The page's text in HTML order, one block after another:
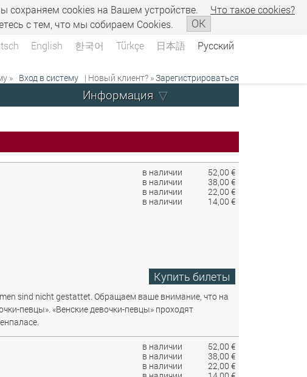
сохраняем сookies на Вашем устройстве.
Что такое сookies?
с тем, что мы собираем Cookies.
OK
English 한국어 Türkçe 日本語 Русский
» Вход в систему | Новый клиент? »Зарегистрироваться
Информация
в наличии
52,00 €
в наличии
38,00 €
в наличии
22,00 €
в наличии
14,00 €
Купить билеты
sind nicht gestattet. Обращаем ваше внимание, что на
певцы». «Венские девочки-певцы» проходят
в наличии
52,00 €
в наличии
38,00 €
в наличии
22,00 €